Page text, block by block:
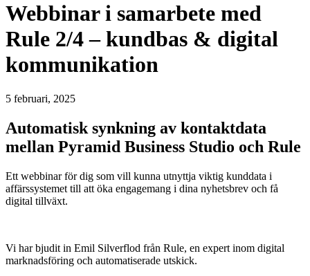
Webbinar i samarbete med
Rule 2/4 – kundbas & digital
kommunikation
5 februari, 2025
Automatisk synkning av kontaktdata
mellan Pyramid Business Studio och Rule
Ett webbinar för dig som vill kunna utnyttja viktig kunddata i
affärssystemet till att öka engagemang i dina nyhetsbrev och få
digital tillväxt.
Vi har bjudit in Emil Silverflod från Rule, en expert inom digital
marknadsföring och automatiserade utskick.